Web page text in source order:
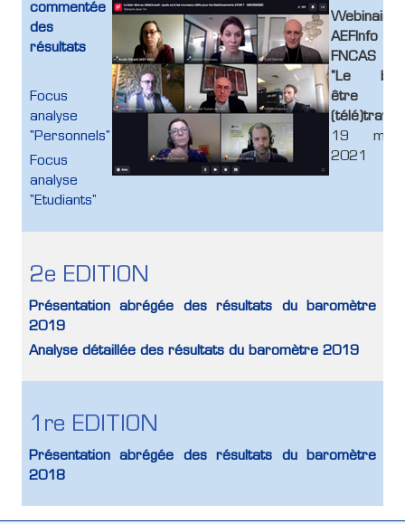
commentée
des
résultats
Focus
analyse
"Personnels"
Focus
analyse
"Etudiants"
Webinaire
AEFInfo
FNCAS
"Le
être
19
2021
2e EDITION
Présentation abrégée des résultats du baromètre
2019
Analyse détaillée des résultats du baromètre 2019
1re EDITION
Présentation abrégée des résultats du baromètre
2018